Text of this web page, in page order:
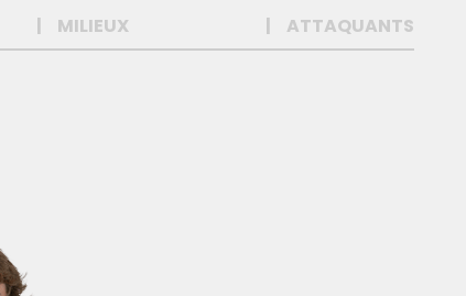
MILIEUX ATTAQUANTS